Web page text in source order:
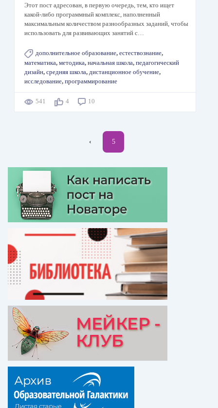
Этот пост адресован, в первую очередь, тем, кто ищет
какой-либо программный комплекс, наполненный
максимальным количеством разнообразных заданий, чтобы
использовать для развивающих занятий с…
дополнительное образование, естествознание,
математика, методика, начальная школа, педагогический
дизайн, средняя школа, дистанционное обучение,
исследование, программирование
541 4 10
←
‹ Текущая
5